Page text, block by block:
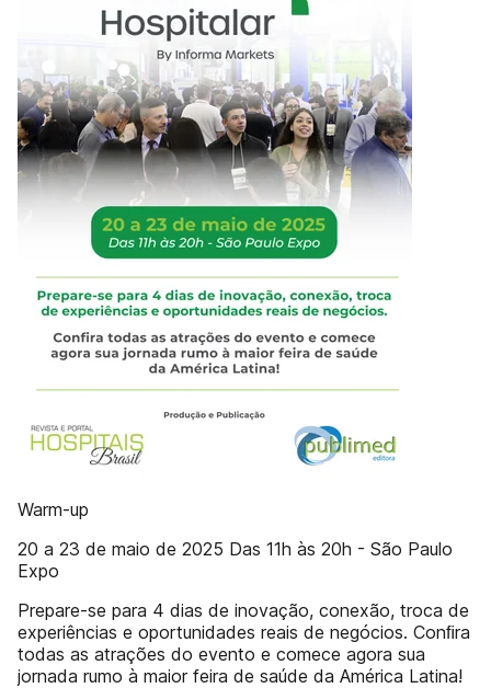
Warm-up
20 a 23 de maio de 2025 Das 11h às 20h - São Paulo
Expo
Prepare-se para 4 dias de inovação, conexão, troca de
experiências e oportunidades reais de negócios. Conﬁra
todas as atrações do evento e comece agora sua
jornada rumo à maior feira de saúde da América Latina!